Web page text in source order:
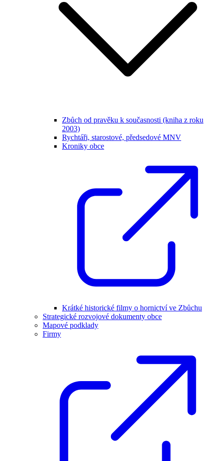
Zbůch od pravěku k současnosti (kniha z roku
2003)
Rychtáři, starostové, předsedové MNV
Kroniky obce
Krátké historické filmy o hornictví ve Zbůchu
Strategické rozvojové dokumenty obce
Mapové podklady
Firmy